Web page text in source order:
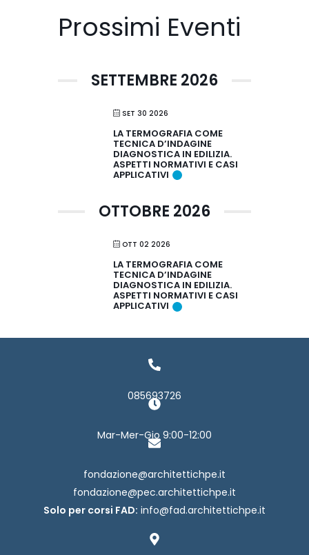
Prossimi Eventi
SETTEMBRE 2026
SET 30 2026
LA TERMOGRAFIA COME
TECNICA D’INDAGINE
DIAGNOSTICA IN EDILIZIA.
ASPETTI NORMATIVI E CASI
APPLICATIVI
OTTOBRE 2026
OTT 02 2026
LA TERMOGRAFIA COME
TECNICA D’INDAGINE
DIAGNOSTICA IN EDILIZIA.
ASPETTI NORMATIVI E CASI
APPLICATIVI
085693726
Mar-Mer-Gio 9:00-12:00
fondazione@architettichpe.it
fondazione@pec.architettichpe.it
Solo per corsi FAD: info@fad.architettichpe.it